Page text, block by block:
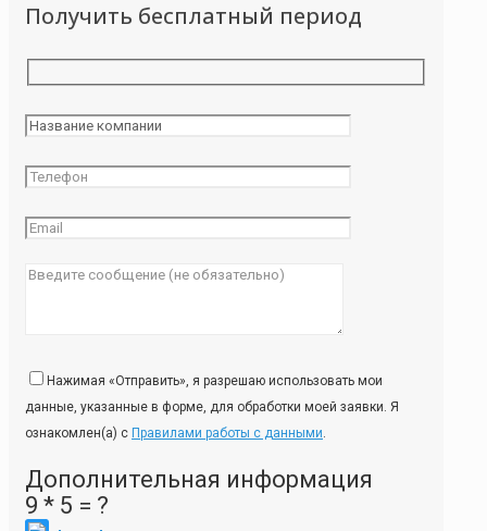
Получить бесплатный период
Нажимая «Отправить», я разрешаю использовать мои
данные, указанные в форме, для обработки моей заявки. Я
ознакомлен(а) с Правилами работы с данными.
Дополнительная информация
9 * 5 = ?